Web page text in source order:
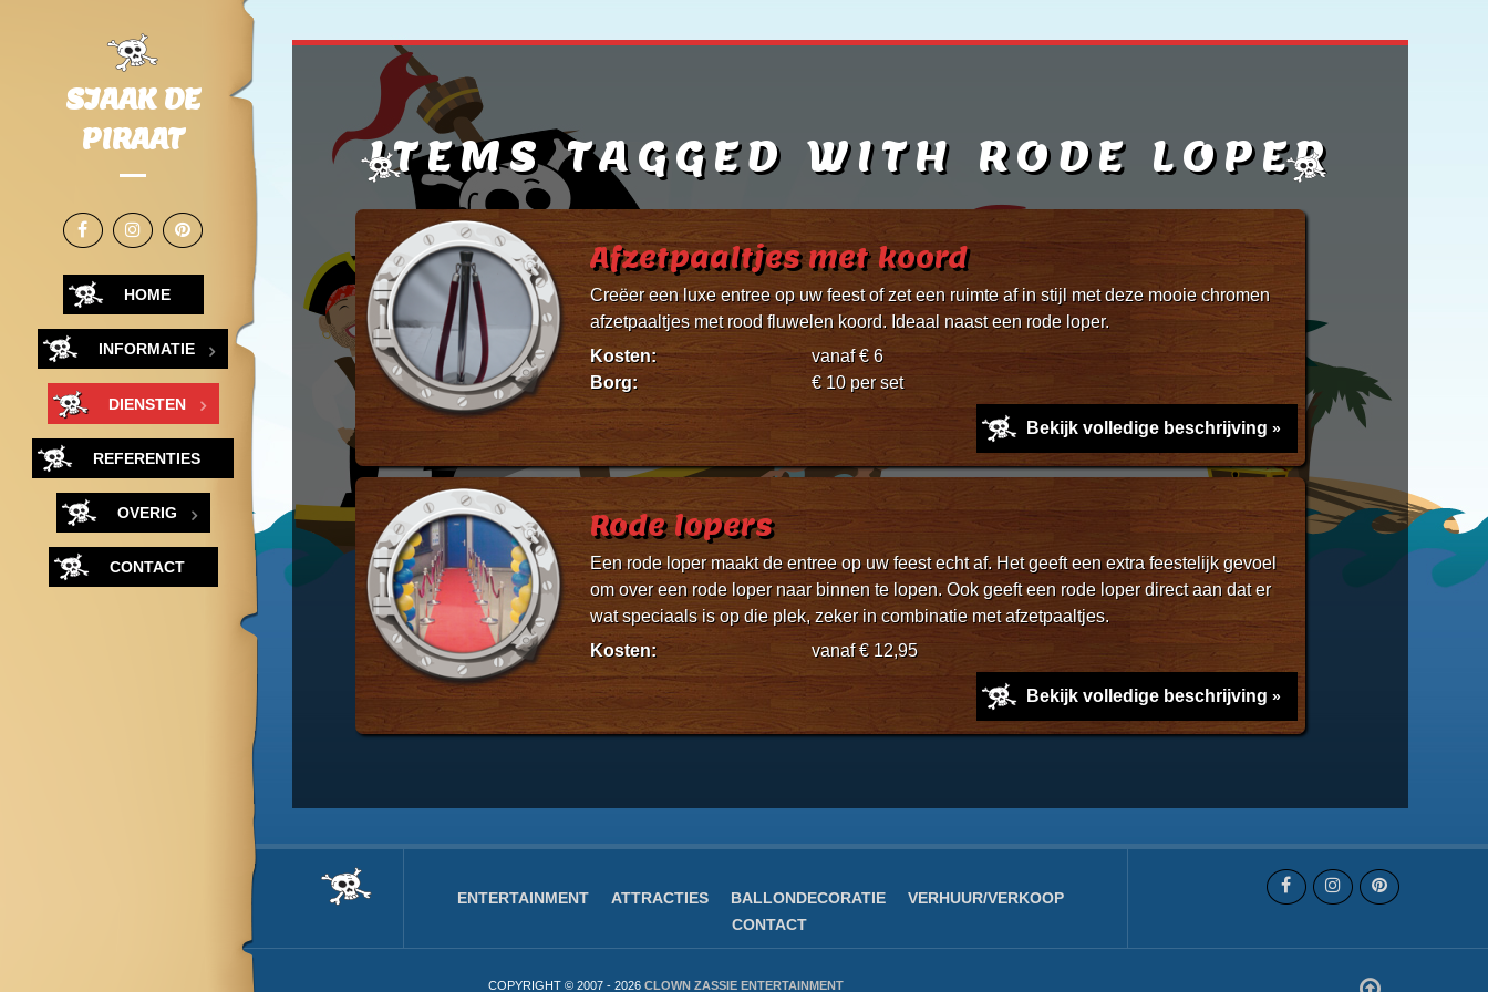
ITEMS TAGGED WITH RODE LOPER
Afzetpaaltjes met koord
Creëer een luxe entree op uw feest of zet een ruimte af in stijl met deze mooie chromen
afzetpaaltjes met rood fluwelen koord. Ideaal naast een rode loper.
Kosten:
vanaf € 6
Borg:
€ 10 per set
Bekijk volledige beschrijving
Rode lopers
Een rode loper maakt de entree op uw feest echt af. Het geeft een extra feestelijk gevoel
om over een rode loper naar binnen te lopen. Ook geeft een rode loper direct aan dat er
wat speciaals is op die plek, zeker in combinatie met afzetpaaltjes.
Kosten:
vanaf € 12,95
Bekijk volledige beschrijving
ENTERTAINMENT ATTRACTIES BALLONDECORATIE
VERHUUR/VERKOOP
CONTACT
COPYRIGHT © 2007 - 2026CLOWN ZASSIE ENTERTAINMENT
SJAAK DE
PIRAAT
HOME
INFORMATIE
DIENSTEN
REFERENTIES
OVERIG
CONTACT